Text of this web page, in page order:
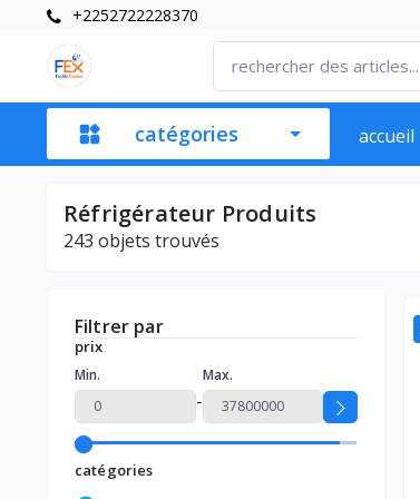
+2252722228370
catégories accueil
Réfrigérateur Produits
243 objets trouvés
Filtrer par
prix
Min.
-
Max.
catégories